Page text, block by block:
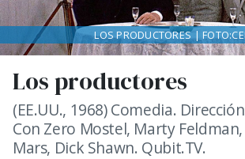
Los productores
(EE.UU., 1968) Comedia.
Con Zero Mostel, Marty
Mars, Dick Shawn. Qubit.TV.
LOS PRODUCTORES |